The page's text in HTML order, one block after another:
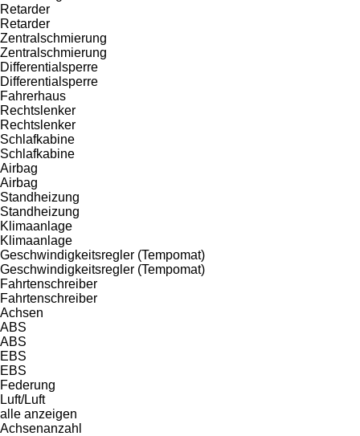
Retarder
Retarder
Zentralschmierung
Zentralschmierung
Differentialsperre
Differentialsperre
Fahrerhaus
Rechtslenker
Rechtslenker
Schlafkabine
Schlafkabine
Airbag
Airbag
Standheizung
Standheizung
Klimaanlage
Klimaanlage
Geschwindigkeitsregler (Tempomat)
Geschwindigkeitsregler (Tempomat)
Fahrtenschreiber
Fahrtenschreiber
Achsen
ABS
ABS
EBS
EBS
Federung
Luft/Luft
alle anzeigen
Achsenanzahl